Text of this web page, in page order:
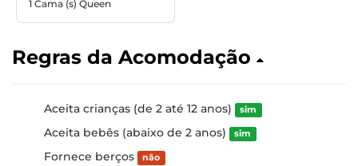
1 Cama (s) Queen
Regras da Acomodação
Aceita crianças (de 2 até 12 anos) sim
Aceita bebês (abaixo de 2 anos) sim
Fornece berços não